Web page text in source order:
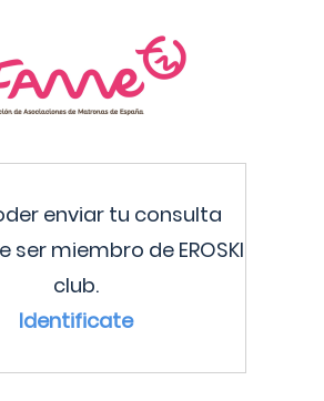
enviar tu consulta
ser miembro de EROSKI
club.
Identificate